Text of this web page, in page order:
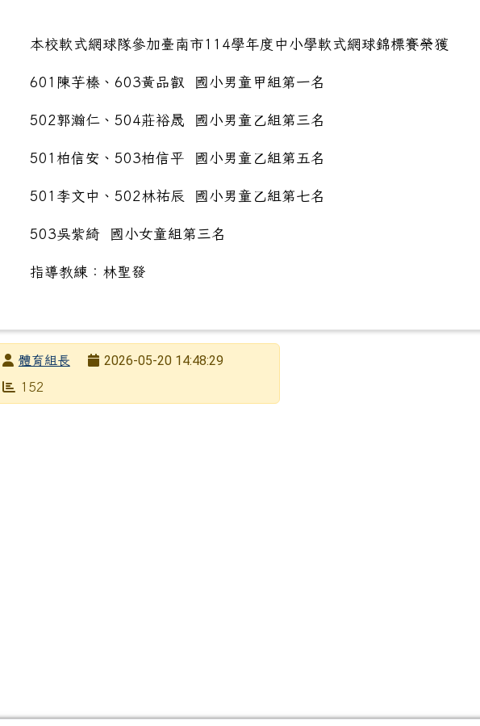
本校軟式網球隊參加臺南市114學年度中小學軟式網球錦標賽榮獲
601陳芋榛、603黃品叡 國小男童甲組第一名
502郭瀚仁、504莊裕晟 國小男童乙組第三名
501柏信安、503柏信平 國小男童乙組第五名
501李文中、502林祐辰 國小男童乙組第七名
503吳紫綺 國小女童組第三名
指導教練：林聖發
發布者體育組長
發布日期
2026-05-20 14:48:29
瀏覽次數
152